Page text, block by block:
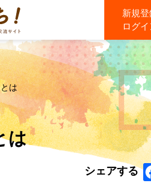
新規
ログ
は
は
シェアする